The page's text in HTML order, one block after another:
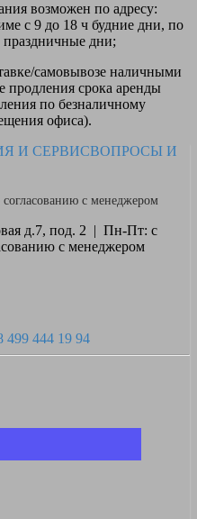
возможен по адресу:
с 9 до 18 ч будние дни, по
дни;
самовывозе наличными
продления срока аренды
по безналичному
офиса).
И СЕРВИСВОПРОСЫ И
с менеджером
д.7, под. 2 | Пн-Пт: с
с менеджером
499 444 19 94